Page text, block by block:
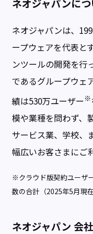
ネオジャパンにつ
ネオジャパンは、
ープウェアを代表と
ンツールの開発を行
であるグループウェ
績は530万ユーザー ※
模や業種を問わず、
サービス業、学校、
幅広いお客さまにご
※クラウド版契約ユーザ
数の合計（2025年5月現在
ネオジャパン 会